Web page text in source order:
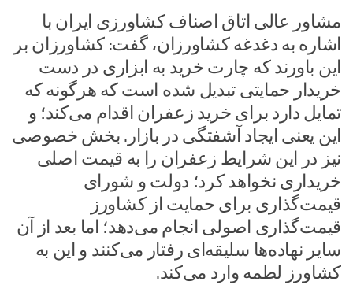
مشاور عالی اتاق اصناف کشاورزی ایران با
اشاره به دغدغه کشاورزان، گفت: کشاورزان بر
این باورند که چارت خرید به ابزاری در دست
خریدار حمایتی تبدیل شده است که هرگونه که
تمایل دارد برای خرید زعفران اقدام می‌کند؛ و
این یعنی ایجاد آشفتگی در بازار. بخش خصوصی
نیز در این شرایط زعفران را به قیمت اصلی
خریداری نخواهد کرد؛ دولت و شورای
قیمت‌گذاری برای حمایت از کشاورز
قیمت‌گذاری اصولی انجام می‌دهد؛ اما بعد از آن
سایر نهاده‌ها سلیقه‌ای رفتار می‌کنند و این به
کشاورز لطمه وارد می‌کند.